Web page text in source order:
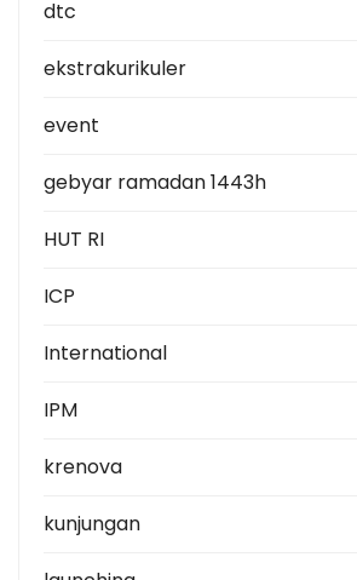
dtc
ekstrakurikuler
event
gebyar ramadan 1443h
HUT RI
ICP
International
IPM
krenova
kunjungan